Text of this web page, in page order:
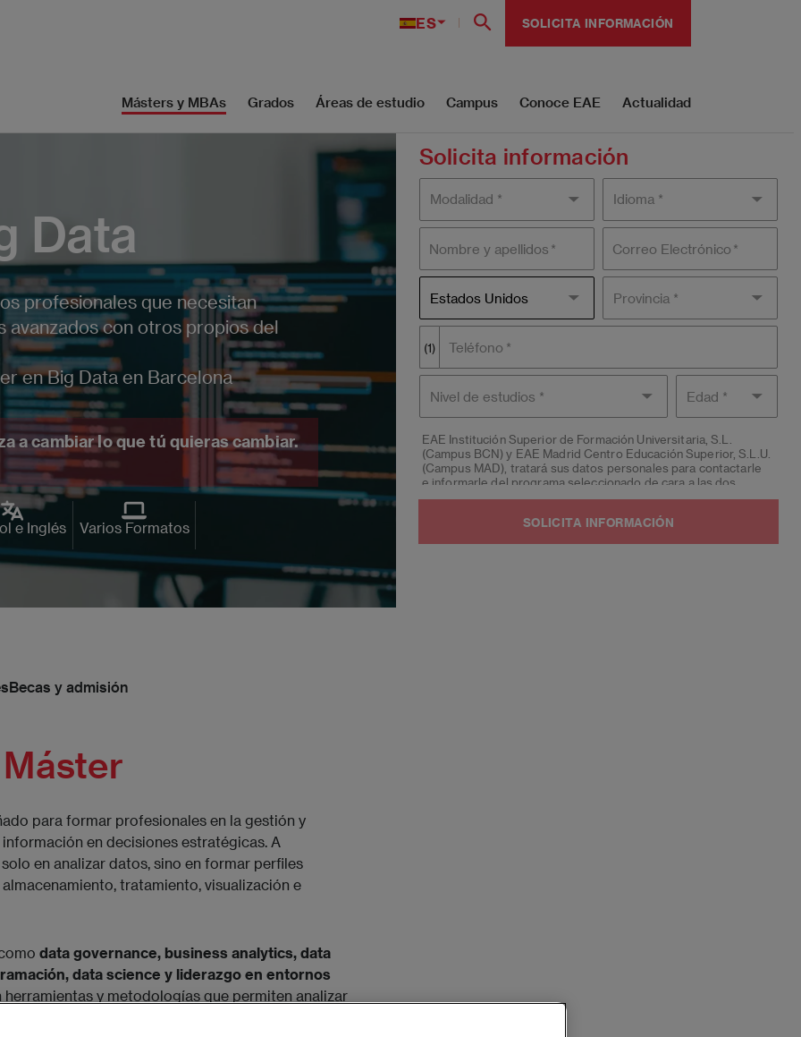
ES SOLICITA INFORMACIÓN
Másters y MBAs Grados Áreas de estudio Campus Conoce EAE Actualidad
Data
profesionales que necesitan
con otros propios del
en Big Data en Barcelona
e Inglés Varios Formatos
a cambiar lo que tú quieras cambiar.
Becas y admisión
para formar profesionales en la gestión y
en decisiones estratégicas. A
en analizar datos, sino en formar perfiles
tratamiento, visualización e
data governance, business analytics, data
data science y liderazgo en entornos
y metodologías que permiten analizar
Solicita información
Nombre y apellidos Correo Electrónico
Estados Unidos Provincia *
(1) Teléfono
estudios
EAE Institución Superior de Formación Universitaria, S.L.
(Campus BCN) y EAE Madrid Centro Educación Superior, S.L.U.
(Campus MAD), tratará sus datos personales para contactarle
e informarle del programa seleccionado de cara a las dos
próximas convocatorias del mismo, siendo eliminados una vez